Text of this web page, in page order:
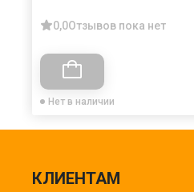
0,0Отзывов пока нет
Нет в наличии
КЛИЕНТАМ